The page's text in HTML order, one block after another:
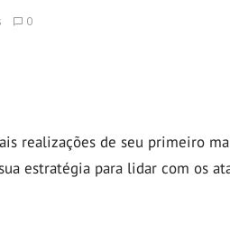
0
realizações de seu primeiro
estratégia para lidar com os